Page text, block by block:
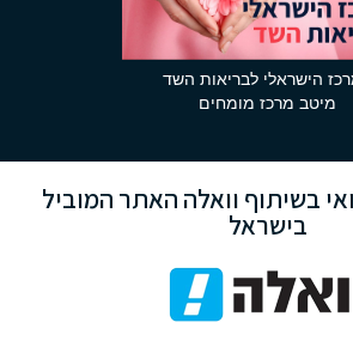
הישראלי לבריאות השד
מיטב מרכז מומחים
בשיתוף וואלה האתר המוביל
בישראל